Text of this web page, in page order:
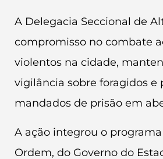
A Delegacia Seccional de
compromisso no combate
violentos na cidade,
vigilância sobre foragidos e
mandados de prisão em
A ação integrou o
Ordem, do Governo do